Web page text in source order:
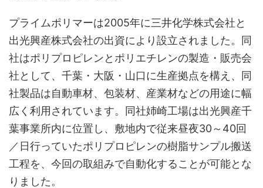
プライムポリマーは2005年に三井化学株式会社と
出光興産株式会社の出資により設立されました。同
社はポリプロピレンとポリエチレンの製造・販売会
社として、千葉・大阪・山口に生産拠点を構え、同
社製品は自動車材、包装材、産業材などの用途に幅
広く利用されています。同社姉崎工場は出光興産千
葉事業所内に位置し、敷地内で従来昼夜30～40回
／日行っていたポリプロピレンの樹脂サンプル搬送
工程を、今回の取組みで自動化することが可能とな
りました。